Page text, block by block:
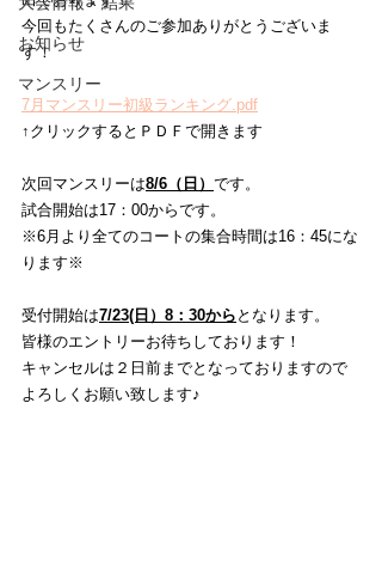
お知らせ
マンスリー
今回もたくさんのご参加ありがとうございま
す！
7月マンスリー初級ランキング.pdf
↑クリックするとＰＤＦで開きます
次回マンスリーは8/6（日） です。
試合開始は17：00からです。
※6月より全てのコートの集合時間は16：45にな
ります※
受付開始は7/23(日）8：30から となります。
皆様のエントリーお待ちしております！
キャンセルは２日前までとなっておりますので
よろしくお願い致します♪